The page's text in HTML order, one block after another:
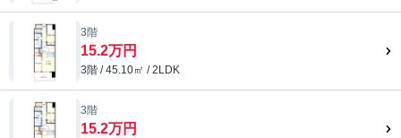
3階
15.2万円
3階 / 45.10㎡ / 2LDK
3階
15.2万円